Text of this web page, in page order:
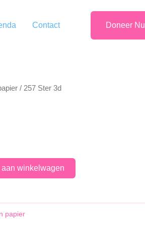
Contact Doneer Nu
/ 257 Ster 3d
winkelwagen
papier